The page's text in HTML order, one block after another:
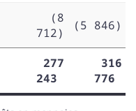
(8
712)
(5 846)
277
243
316
776